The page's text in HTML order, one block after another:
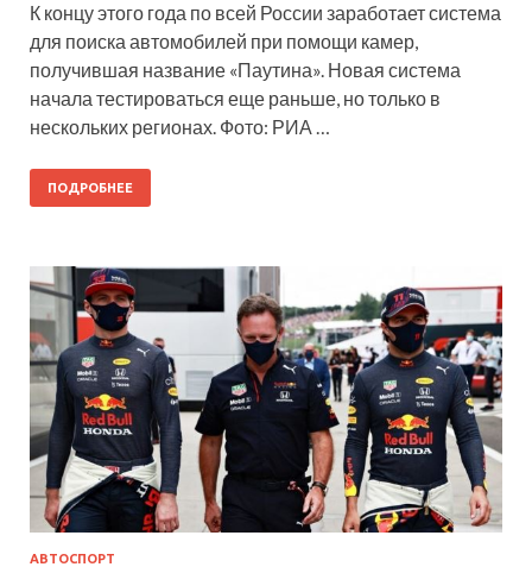
К концу этого года по всей России заработает система
для поиска автомобилей при помощи камер,
получившая название «Паутина». Новая система
начала тестироваться еще раньше, но только в
нескольких регионах. Фото: РИА …
ПОДРОБНЕЕ
АВТОСПОРТ